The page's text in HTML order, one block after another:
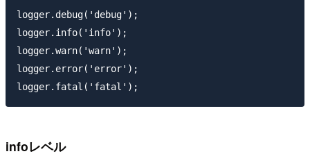
logger.debug('debug');
logger.info('info');
logger.warn('warn');
logger.error('error');
infoレベル